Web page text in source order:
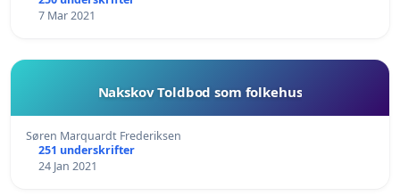
7 Mar 2021
Nakskov Toldbod som folkehus
Søren Marquardt Frederiksen
251 underskrifter
24 Jan 2021